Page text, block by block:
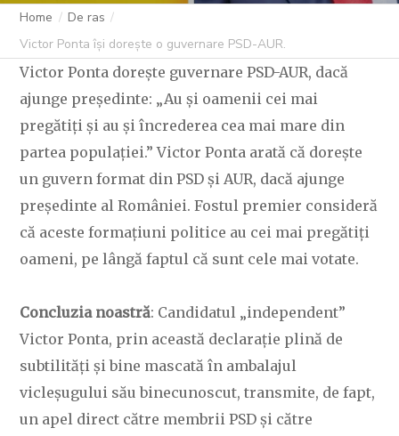
Home
De ras
Victor Ponta își dorește o guvernare PSD-AUR.
Victor Ponta dorește guvernare PSD-AUR, dacă
ajunge președinte: „Au și oamenii cei mai
pregătiți și au și încrederea cea mai mare din
partea populației.” Victor Ponta arată că dorește
un guvern format din PSD și AUR, dacă ajunge
președinte al României. Fostul premier consideră
că aceste formațiuni politice au cei mai pregătiți
oameni, pe lângă faptul că sunt cele mai votate.
Concluzia noastră: Candidatul „independent”
Victor Ponta, prin această declarație plină de
subtilități și bine mascată în ambalajul
vicleșugului său binecunoscut, transmite, de fapt,
un apel direct către membrii PSD și către